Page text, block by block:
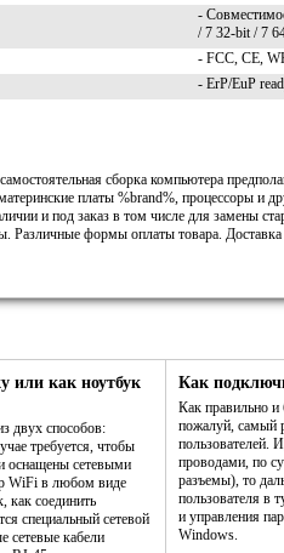
-
/ 7 32-bit / 7
- FCC, CE,
- ErP/EuP
сборка компьютера
платы %brand%, процессоры и
и под заказ в том числе для замены
Различные формы оплаты товара.
или как ноутбук
двух способов:
требуется, чтобы
оснащены сетевыми
WiFi в любом виде
как соединить
специальный сетевой
сетевые кабели
Как
Как правильно
пожалуй, самый
пользователей.
проводами, по
разъемы), то
пользователя в
и управления
Windows.